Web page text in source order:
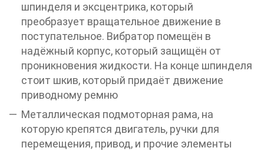
шпинделя и эксцентрика, который
преобразует вращательное движение в
поступательное. Вибратор помещён в
надёжный корпус, который защищён от
проникновения жидкости. На конце шпинделя
стоит шкив, который придаёт движение
приводному ремню
Металлическая подмоторная рама, на
которую крепятся двигатель, ручки для
перемещения, привод, и прочие элементы